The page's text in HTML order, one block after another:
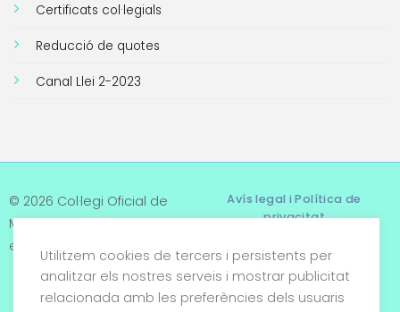
Certificats col·legials
Reducció de quotes
Canal Llei 2-2023
© 2026 Col·legi Oficial de
Metges de Tarragona. Tots
els drets reservats
Avís legal i Política de
privacitat
Termes i condicions
Política de cookies
Utilitzem cookies de tercers i persistents per
analitzar els nostres serveis i mostrar publicitat
relacionada amb les preferències dels usuaris